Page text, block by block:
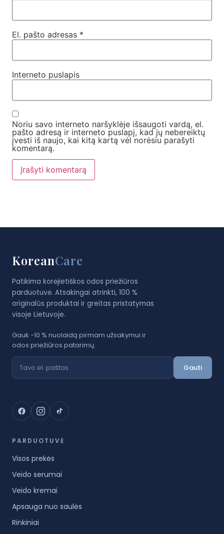
El. pašto adresas *
Interneto puslapis
Noriu savo interneto naršyklėje išsaugoti vardą, el.
pašto adresą ir interneto puslapį, kad jų nebereiktų
įvesti iš naujo, kai kitą kartą vėl norėsiu parašyti
komentarą.
KoreanCare
Patikima korėjietiškos odos priežiūros
parduotuvė. Atsakingai atrinkti, 100 %
originalūs produktai ir greitas pristatymas
visoje Lietuvoje.
Gauk −10 % nuolaidą pirmam užsakymui ir
odos priežiūros patarimų.
Gauti
PARDUOTUVĖ
Visos prekės
Veido serumai
Veido kremai
Apsauga nuo saulės
Rinkiniai